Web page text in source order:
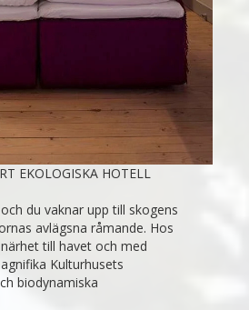
EKOLOGISKA HOTELL
du vaknar upp till skogens
avlägsna råmande. Hos
till havet och med
Kulturhusets
biodynamiska